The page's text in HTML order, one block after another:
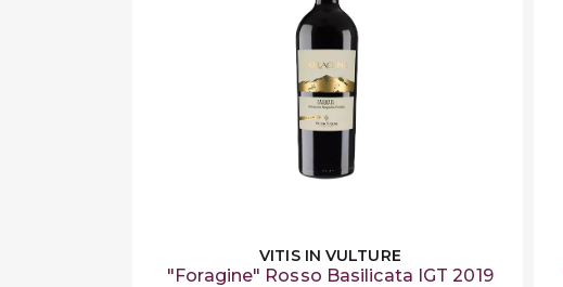
VITIS IN VULTURE
"Foragine" Rosso Basilicata IGT 2019